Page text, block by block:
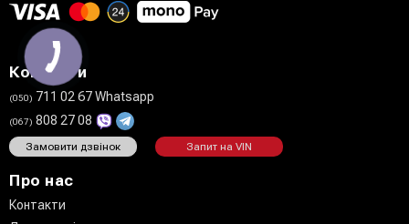
Контакти
(050) 711 02 67 Whatsapp
(067) 808 27 08
Замовити дзвінок Запит на VIN
Про нас
Контакти